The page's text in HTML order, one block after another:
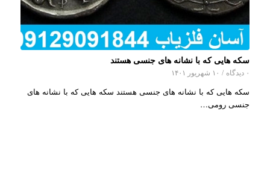
سکه هایی که با نشانه های جنسی هستند
۰ دیدگاه / ۱۰ شهریور ۱۴۰۱
سکه هایی که با نشانه های جنسی هستند سکه هایی که با نشانه های
جنسی رومی…